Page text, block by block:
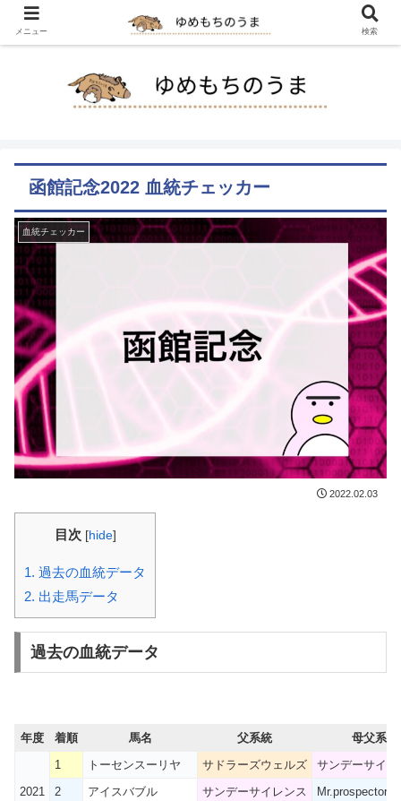
函館記念2022 血統チェッカー
血統チェッカー
2022.02.03
目次 [hide]
1. 過去の血統データ
2. 出走馬データ
過去の血統データ
年度 着順 馬名 父系統 母父系統
2021
1 トーセンスーリヤ サドラーズウェルズ
サンデーサイレ
2
アイスバブル サンデーサイレンス
Mr.prospector
メニュー 検索